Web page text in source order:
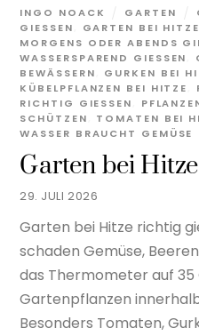
29. JULI 2026
Garten bei
INGO NOACK GARTEN
GIESSEN
GARTEN BEI HITZE
MORGENS ODER ABENDS
WASSERSPAREND GIESSEN
BEWÄSSERN
GURKEN BEI
KÜBELPFLANZEN BEI HITZE
RICHTIG GIESSEN
SCHÜTZEN
TOMATEN BEI
WASSER BRAUCHT GEMÜSE
Garten bei Hitze richtig
schaden Gemüse,
das Thermometer auf
Gartenpflanzen
Besonders Tomaten,